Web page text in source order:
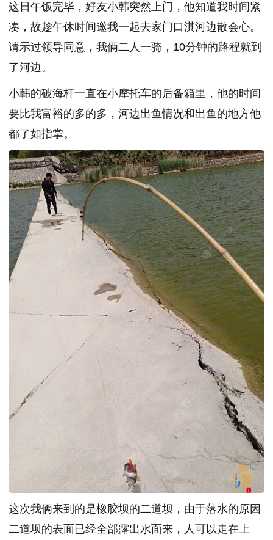
这日午饭完毕，好友小韩突然上门，他知道我时间紧
凑，故趁午休时间邀我一起去家门口淇河边散会心。
请示过领导同意，我俩二人一骑，10分钟的路程就到
了河边。
小韩的破海杆一直在小摩托车的后备箱里，他的时间
要比我富裕的多的多，河边出鱼情况和出鱼的地方他
都了如指掌。
这次我俩来到的是橡胶坝的二道坝，由于落水的原因
二道坝的表面已经全部露出水面来，人可以走在上